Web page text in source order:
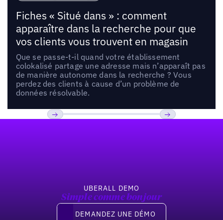
Fiches « Situé dans » : comment
apparaître dans la recherche pour que
vos clients vous trouvent en magasin
Que se passe-t-il quand votre établissement
colokalisé partage une adresse mais n’apparaît pas
de manière autonome dans la recherche ? Vous
perdez des clients à cause d’un problème de
données résolvable.
UBERALL DEMO
Simple comme bonjour
Demandez une démo
DEMANDEZ UNE DÉMO